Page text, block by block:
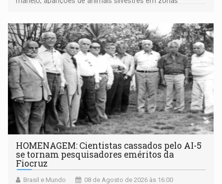
HOMENAGEM: Cientistas cassados pelo AI-5
se tornam pesquisadores eméritos da
Fiocruz
Brasil e Mundo 08 de Agosto de 2026 às 16:00